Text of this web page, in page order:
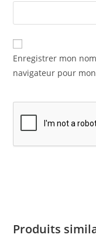
Enregistrer mon
navigateur pour
Produits